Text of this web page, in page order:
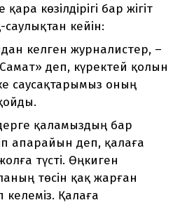
көзілдірігі бар жігіт
кейін:
келген журналистер, –
деп, күректей қолын
саусақтарымыз оның
қаламыздың бар
апарайын деп, қалаға
түсті. Өңкиген
төсін қақ жарған
Қалаға